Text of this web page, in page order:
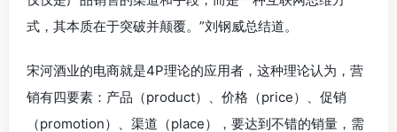
式，其本质在于突破并颠覆。”刘钢威总结道。
宋河酒业的电商就是4P理论的应用者，这种理论认为，营
销有四要素：产品（product）、价格（price）、促销
（promotion）、渠道（place），要达到不错的销量，需